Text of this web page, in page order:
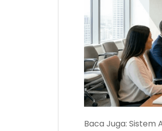
Baca Juga: Sistem